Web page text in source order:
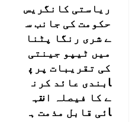
ریاستی کانگریس
حکومت کی جانب س
ے شری رنگا پٹنا
میں ٹیپو جینتی
کی تقریبات پر پ
ابندی عائد کرن
ے کا فیصلہ انتہ
ائی قابل مذمت ہ